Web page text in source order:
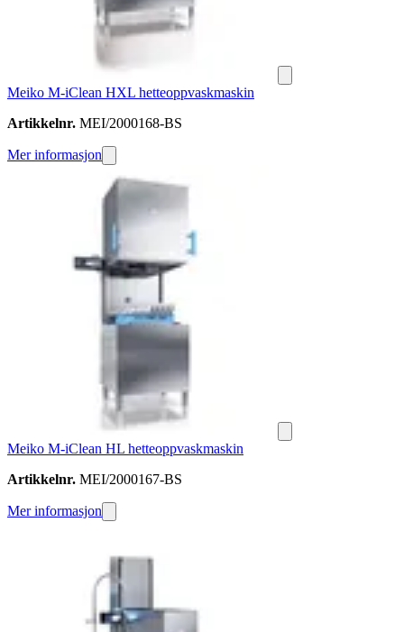
Meiko M-iClean HXL hetteoppvaskmaskin
Artikkelnr. MEI/2000168-BS
Mer informasjon
Meiko M-iClean HL hetteoppvaskmaskin
Artikkelnr. MEI/2000167-BS
Mer informasjon